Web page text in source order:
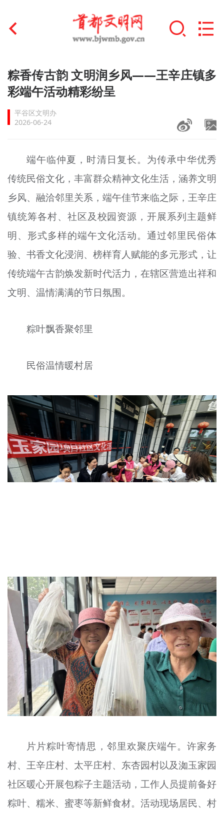
首页
文明创建
文明实践
未成年人思想道德建设
榜样人物
+
身边好人
文明评论
北京宣传文化引导基金
资料库
粽香传古韵 文明润乡风——王辛庄镇多
彩端午活动精彩纷呈
平谷区文明办
2026-06-24
端午临仲夏，时清日复长。为传承中华优秀
传统民俗文化，丰富群众精神文化生活，涵养文明
乡风、融洽邻里关系，端午佳节来临之际，王辛庄
镇统筹各村、社区及校园资源，开展系列主题鲜
明、形式多样的端午文化活动。通过邻里民俗体
验、书香文化浸润、榜样育人赋能的多元形式，让
传统端午古韵焕发新时代活力，在辖区营造出祥和
文明、温情满满的节日氛围。
粽叶飘香聚邻里
民俗温情暖村居
片片粽叶寄情思，邻里欢聚庆端午。许家务
村、王辛庄村、太平庄村、东杏园村以及洳玉家园
社区暖心开展包粽子主题活动，工作人员提前备好
粽叶、糯米、蜜枣等新鲜食材。活动现场居民、村